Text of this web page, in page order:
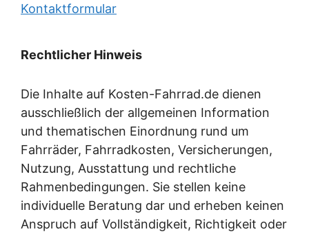
Kontaktformular
Rechtlicher Hinweis
Die Inhalte auf Kosten-Fahrrad.de dienen
ausschließlich der allgemeinen Information
und thematischen Einordnung rund um
Fahrräder, Fahrradkosten, Versicherungen,
Nutzung, Ausstattung und rechtliche
Rahmenbedingungen. Sie stellen keine
individuelle Beratung dar und erheben keinen
Anspruch auf Vollständigkeit, Richtigkeit oder